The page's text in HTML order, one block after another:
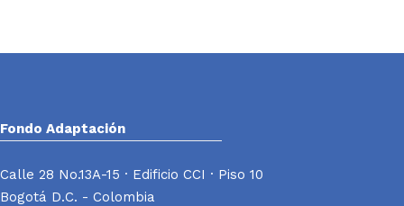
Fondo Adaptación
Calle 28 No.13A-15 · Edificio CCI · Piso 10
Bogotá D.C. - Colombia